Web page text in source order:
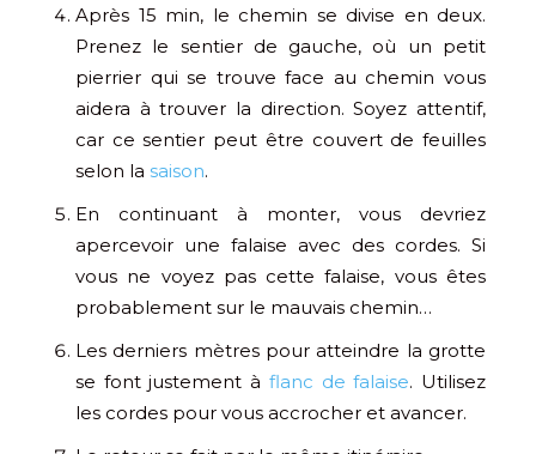
Après 15 min, le chemin se divise en deux.
Prenez le sentier de gauche, où un petit
pierrier qui se trouve face au chemin vous
aidera à trouver la direction. Soyez attentif,
car ce sentier peut être couvert de feuilles
selon la saison.
En continuant à monter, vous devriez
apercevoir une falaise avec des cordes. Si
vous ne voyez pas cette falaise, vous êtes
probablement sur le mauvais chemin…
Les derniers mètres pour atteindre la grotte
se font justement à flanc de falaise. Utilisez
les cordes pour vous accrocher et avancer.